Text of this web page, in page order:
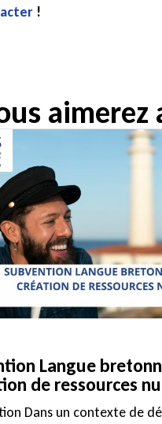
!
aimerez
Langue
de ressources
Dans un contexte de